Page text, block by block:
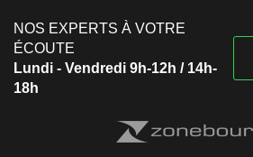
NOS EXPERTS À VOTRE
ÉCOUTE
Lundi - Vendredi 9h-12h / 14h-
18h